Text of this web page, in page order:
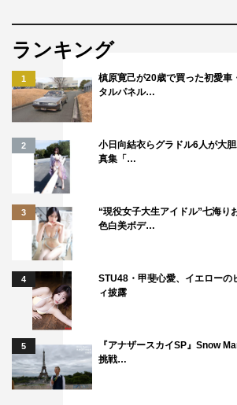
ランキング
1
槙原寛己が20歳で買った初愛車
タルパネル…
2
小日向結衣らグラドル6人が大
真集「…
3
“現役女子大生アイドル”七海り
色白美ボデ…
4
STU48・甲斐心愛、イエローの
ィ披露
5
『アナザースカイSP』Snow
挑戦…